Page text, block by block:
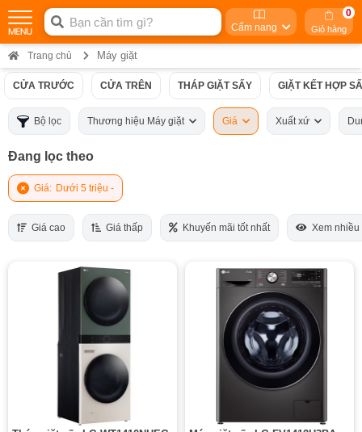
Cẩm nang Giỏ hàng
0
Trang chủ Máy giặt
CỬA TRƯỚC CỬA TRÊN THÁP GIẶT SẤY GIẶT KẾT HỢP
Bộ lọc Thương hiệu Máy giặt Giá Xuất xứ
Đang lọc theo
Giá: Dưới 5 triệu -
Giá cao Giá thấp Khuyến mãi tốt nhất Xem nhiều